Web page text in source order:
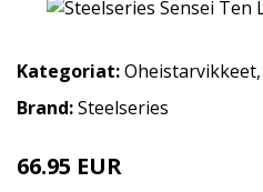
Kategoriat:Oheistarvikkeet,
Brand:Steelseries
66.95 EUR